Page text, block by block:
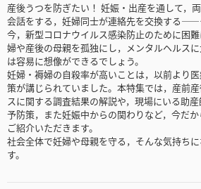
産後うつを防ぎたい！ 妊娠・出産を通して，
会話をする，妊婦同士が連絡先を交換する
今，新型コロナウイルス感染防止のために困
婦や産後の母親を孤独にし，メンタルヘルス
は容易に想像ができるでしょう。
妊婦・褥婦の自殺率が高いことは，以前より
策が講じられていました。本特集では，産前
スに関する調査結果の解説や，現場にいる助
予防策，また妊娠中からの関わりなど，今だ
ご紹介いただきます。
社会全体で妊婦や母親を守る，そんな気持ち
す。